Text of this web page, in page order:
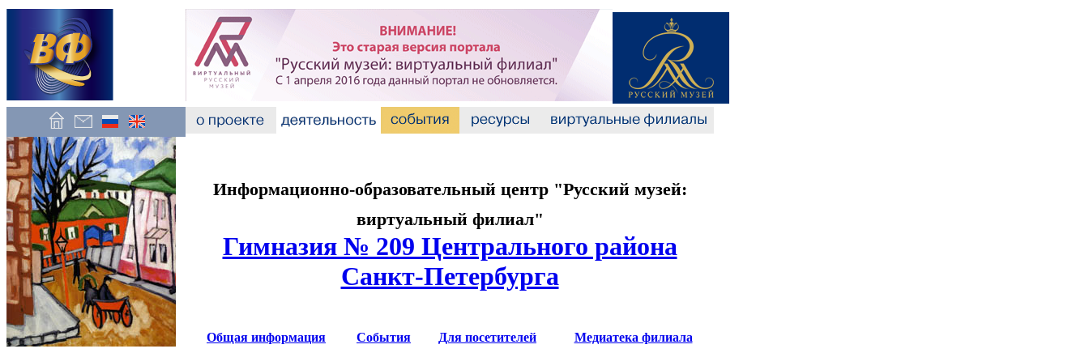
Информационно-образовательный центр "Русский музей:
виртуальный филиал"
Гимназия № 209 Центрального района
Санкт-Петербурга
Общая информация События Для посетителей Медиатека филиала